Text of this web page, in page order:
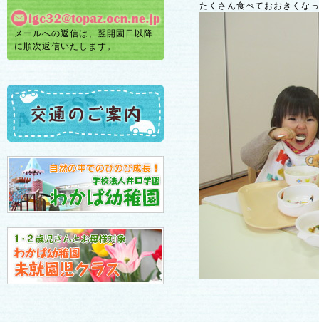
メールへの返信は、翌開園日以降
に順次返信いたします。
たくさん食べておおきくな